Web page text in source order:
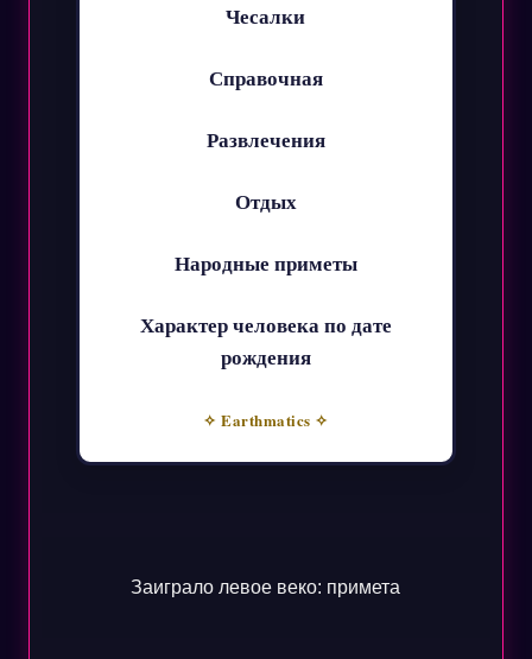
Чесалки
Справочная
Развлечения
Отдых
Народные приметы
Характер человека по дате
рождения
✧ Earthmatics ✧
Заиграло левое веко: примета